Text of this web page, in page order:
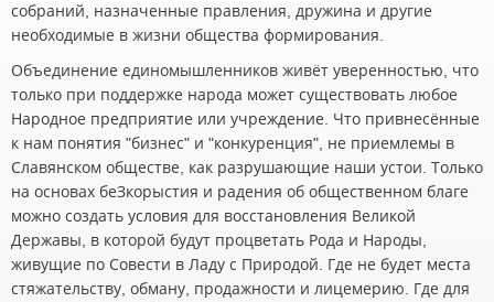
собраний, назначенные правления, дружина и другие
необходимые в жизни общества формирования.
Объединение единомышленников живёт уверенностью, что
только при поддержке народа может существовать любое
Народное предприятие или учреждение. Что привнесённые
к нам понятия "бизнес" и "конкуренция", не приемлемы в
Славянском обществе, как разрушающие наши устои. Только
на основах беЗкорыстия и радения об общественном благе
можно создать условия для восстановления Великой
Державы, в которой будут процветать Рода и Народы,
живущие по Совести в Ладу с Природой. Где не будет места
стяжательству, обману, продажности и лицемерию. Где для